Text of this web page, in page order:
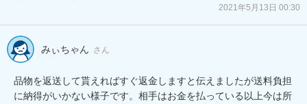
2021年5月13日 00:30
みぃちゃん さん
品物を返送して貰えればすぐ返金しますと伝えましたが送料負担
に納得がいかない様子です。相手はお金を払っている以上今は所